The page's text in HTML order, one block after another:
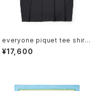
everyone piquet tee shirt
(BLACK)
¥17,600